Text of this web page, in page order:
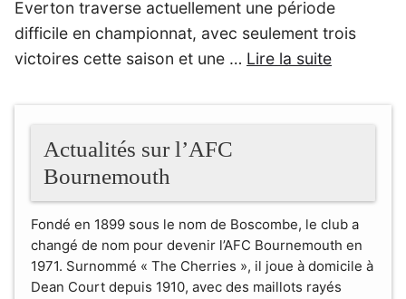
Everton traverse actuellement une période
difficile en championnat, avec seulement trois
victoires cette saison et une … Lire la suite
Actualités sur l’AFC
Bournemouth
Fondé en 1899 sous le nom de Boscombe, le club a
changé de nom pour devenir l’AFC Bournemouth en
1971. Surnommé « The Cherries », il joue à domicile à
Dean Court depuis 1910, avec des maillots rayés